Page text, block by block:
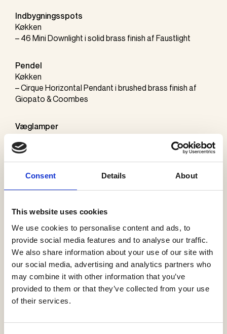
Consent Details About
This website uses cookies
We use cookies to personalise content and ads, to
provide social media features and to analyse our traffic.
We also share information about your use of our site with
our social media, advertising and analytics partners who
may combine it with other information that you’ve
provided to them or that they’ve collected from your use
of their services.
Indbygningsspots
Køkken
– 46 Mini Downlight i solid brass finish af Faustlight
Pendel
Køkken
–Cirque Horizontal Pendant i brushed brass finish af
Giopato & Coombes
Væglamper
Hall
–Etoile Wall
Produkter i dette projekt
46 Mini Downlight